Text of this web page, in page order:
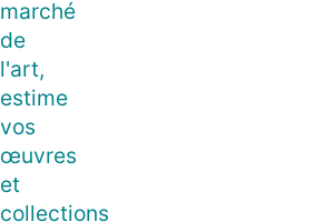
marché
de
l'art,
estime
vos
œuvres
et
collections